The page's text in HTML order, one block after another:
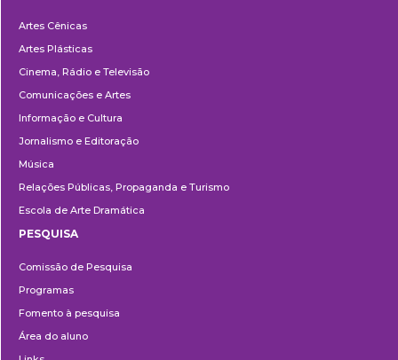
Artes Cênicas
Artes Plásticas
Cinema, Rádio e Televisão
Comunicações e Artes
Informação e Cultura
Jornalismo e Editoração
Música
Relações Públicas, Propaganda e Turismo
Escola de Arte Dramática
PESQUISA
Comissão de Pesquisa
Programas
Fomento à pesquisa
Área do aluno